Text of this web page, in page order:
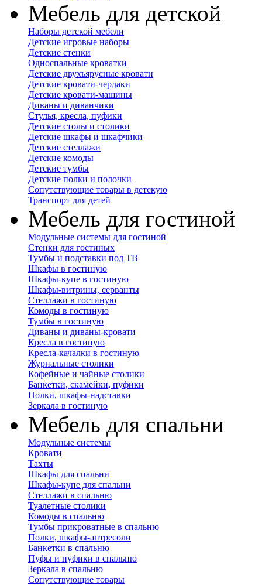
Мебель для детской
Наборы детской мебели
Детские игровые наборы
Детские стенки
Односпальные кроватки
Детские двухъярусные кровати
Детские кровати-чердаки
Детские кровати-машины
Диваны и диванчики
Стулья, кресла, пуфики
Детские столы и столики
Детские шкафы и шкафчики
Детские стеллажи
Детские комоды
Детские тумбы
Детские полки и полочки
Сопутствующие товары в детскую
Транспорт для детей
Мебель для гостиной
Модульные системы для гостиной
Стенки для гостиных
Тумбы и подставки под ТВ
Шкафы в гостиную
Шкафы-купе в гостиную
Шкафы-витрины, серванты
Стеллажи в гостиную
Комоды в гостиную
Тумбы в гостиную
Диваны и диваны-кровати
Кресла в гостиную
Кресла-качалки в гостиную
Журнальные столики
Кофейные и чайные столики
Банкетки, скамейки, пуфики
Полки, шкафы-надставки
Зеркала в гостиную
Мебель для спальни
Модульные системы
Кровати
Тахты
Шкафы для спальни
Шкафы-купе для спальни
Стеллажи в спальню
Туалетные столики
Комоды в спальню
Тумбы прикроватные в спальню
Полки, шкафы-антресоли
Банкетки в спальню
Пуфы и пуфики в спальню
Зеркала в спальню
Сопутствующие товары